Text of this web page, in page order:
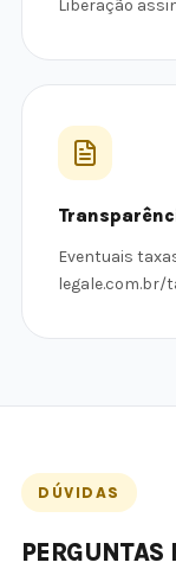
Liberação
Eventuais
legale.com.br/
DÚVIDAS
PERGUNTAS